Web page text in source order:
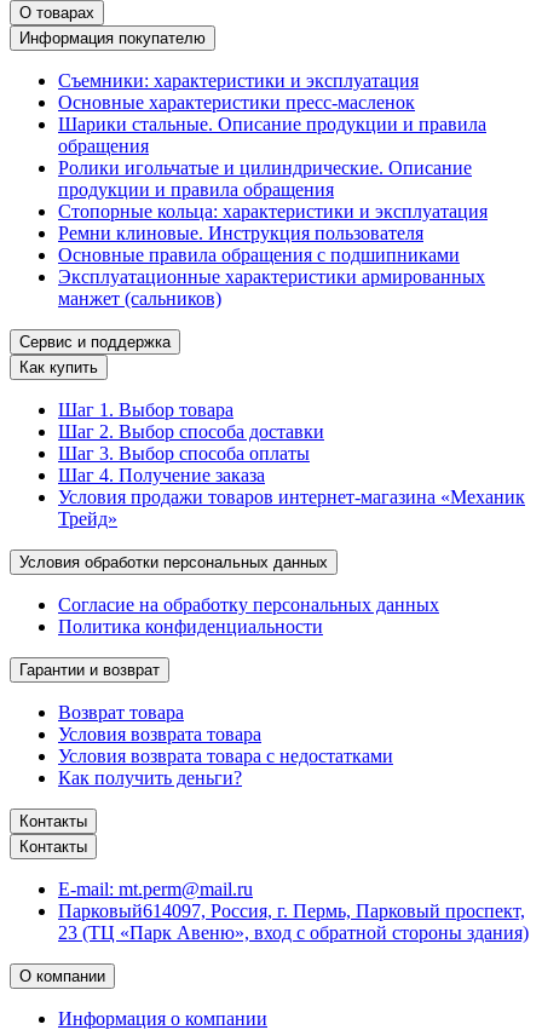
О товарах
Информация покупателю
Съемники: характеристики и эксплуатация
Основные характеристики пресс‑масленок
Шарики стальные. Описание продукции и правила
обращения
Ролики игольчатые и цилиндрические. Описание
продукции и правила обращения
Стопорные кольца: характеристики и эксплуатация
Ремни клиновые. Инструкция пользователя
Основные правила обращения с подшипниками
Эксплуатационные характеристики армированных
манжет (сальников)
Сервис и поддержка
Как купить
Шаг 1. Выбор товара
Шаг 2. Выбор способа доставки
Шаг 3. Выбор способа оплаты
Шаг 4. Получение заказа
Условия продажи товаров интернет-магазина «Механик
Трейд»
Условия обработки персональных данных
Согласие на обработку персональных данных
Политика конфиденциальности
Гарантии и возврат
Возврат товара
Условия возврата товара
Условия возврата товара с недостатками
Как получить деньги?
Контакты
Контакты
E-mail: mt.perm@mail.ru
Парковый614097, Россия, г. Пермь, Парковый проспект,
23 (ТЦ «Парк Авеню», вход с обратной стороны здания)
О компании
Информация о компании